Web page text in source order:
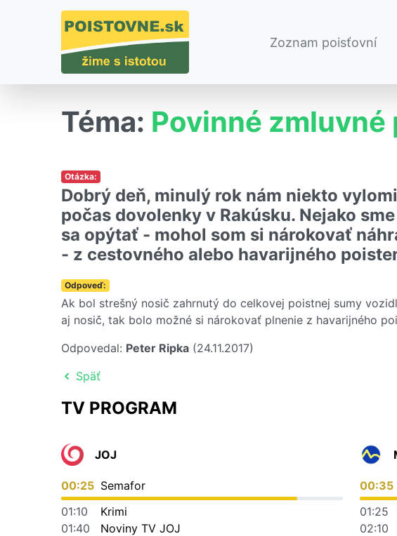
Zoznam poisťovní
Téma: Povinné
Otázka:
Dobrý deň, minulý rok nám niekto
počas dovolenky v Rakúsku. Nejako
sa opýtať - mohol som si nárokovať
- z cestovného alebo havarijného
Odpoveď:
Ak bol strešný nosič zahrnutý do celkovej poistnej sumy
aj nosič, tak bolo možné si nárokovať plnenie z havarijného
Odpovedal: Peter Ripka (24.11.2017)
Späť
TV PROGRAM
JOJ
00:25 Semafor
01:10
Krimi
01:40
Noviny TV JOJ
00:35
01:25
02:10